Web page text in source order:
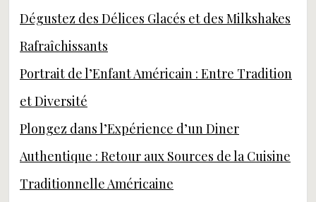
Dégustez des Délices Glacés et des Milkshakes
Rafraîchissants
Portrait de l’Enfant Américain : Entre Tradition
et Diversité
Plongez dans l’Expérience d’un Diner
Authentique : Retour aux Sources de la Cuisine
Traditionnelle Américaine